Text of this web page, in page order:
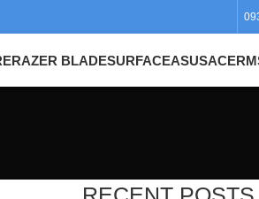
RAZER BLADESURFACEASUSACER